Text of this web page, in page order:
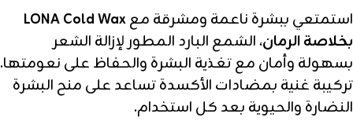
استمتعي ببشرة ناعمة ومشرقة معLONA Cold Wax
بخلاصة الرمان، الشمع البارد المطور لإزالة الشعر
بسهولة وأمان مع تغذية البشرة والحفاظ على نعومتها.
تركيبة غنية بمضادات الأكسدة تساعد على منح البشرة
النضارة والحيوية بعد كل استخدام.